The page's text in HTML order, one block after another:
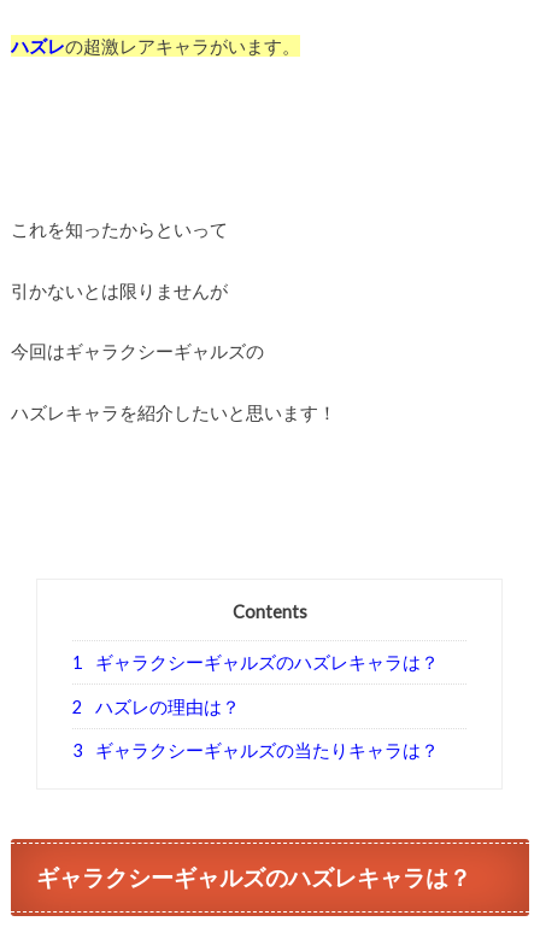
ハズレの超激レアキャラがいます。
これを知ったからといって
引かないとは限りませんが
今回はギャラクシーギャルズの
ハズレキャラを紹介したいと思います！
Contents
1 ギャラクシーギャルズのハズレキャラは？
2 ハズレの理由は？
3 ギャラクシーギャルズの当たりキャラは？
ギャラクシーギャルズのハズレキャラは？